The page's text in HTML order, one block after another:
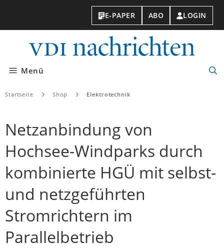
E-PAPER ABO LOGIN
Menü
Startseite Shop Elektrotechnik
Netzanbindung von
Hochsee-Windparks durch
kombinierte HGÜ mit selbst-
und netzgeführten
Stromrichtern im
Parallelbetrieb